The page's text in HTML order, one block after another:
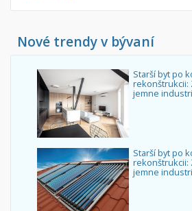
Nové trendy v bývaní
Starší byt po
rekonštrukcii:
jemne
Starší byt po
rekonštrukcii:
jemne